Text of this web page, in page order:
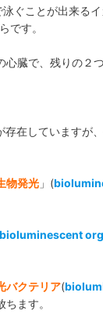
ぐことが出来る
です。
心臓で、残りの２
存在していますが
物発光 」(
bioluminescent
バクテリア(
ます。